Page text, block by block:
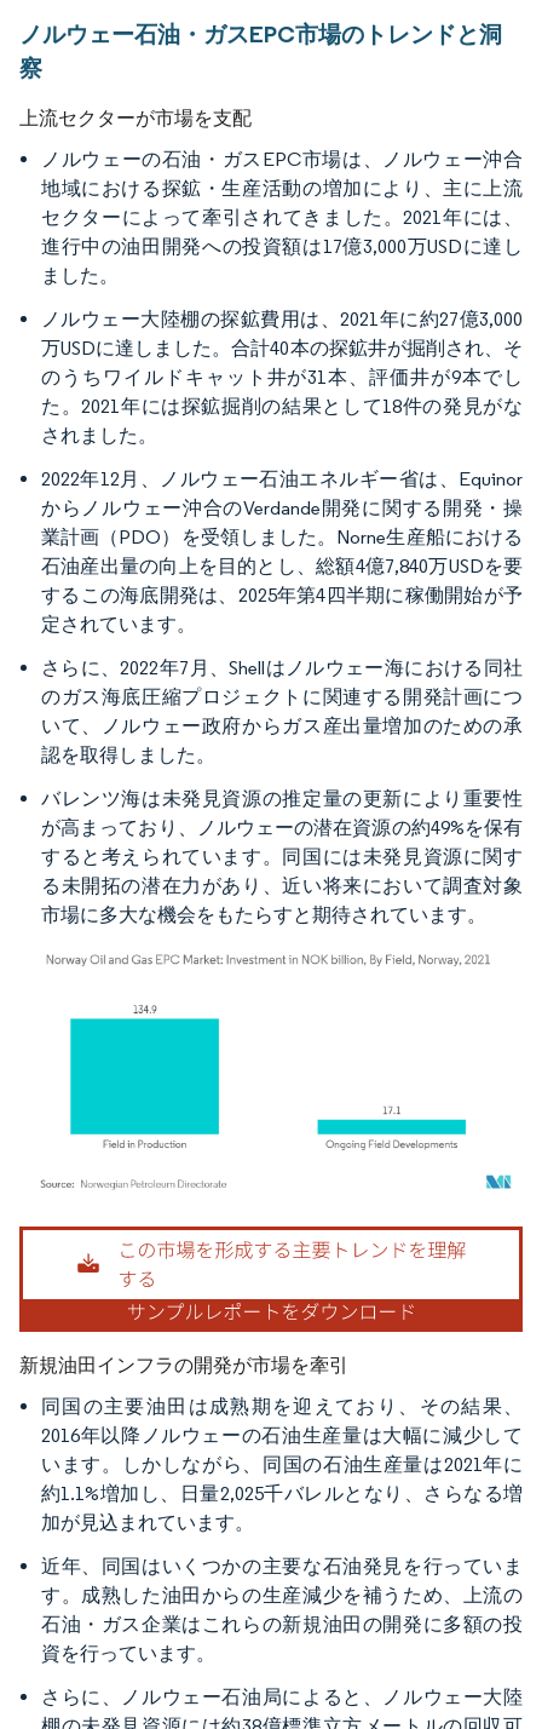
ノルウェー石油・ガスEPC市場のトレンドと洞
察
上流セクターが市場を支配
ノルウェーの石油・ガスEPC市場は、ノルウェー沖合
地域における探鉱・生産活動の増加により、主に上流
セクターによって牽引されてきました。2021年には、
進行中の油田開発への投資額は17億3,000万USDに達し
ました。
ノルウェー大陸棚の探鉱費用は、2021年に約27億3,000
万USDに達しました。合計40本の探鉱井が掘削され、そ
のうちワイルドキャット井が31本、評価井が9本でし
た。2021年には探鉱掘削の結果として18件の発見がな
されました。
2022年12月、ノルウェー石油エネルギー省は、Equinor
からノルウェー沖合のVerdande開発に関する開発・操
業計画（PDO）を受領しました。Norne生産船における
石油産出量の向上を目的とし、総額4億7,840万USDを要
するこの海底開発は、2025年第4四半期に稼働開始が予
定されています。
さらに、2022年7月、Shellはノルウェー海における同社
のガス海底圧縮プロジェクトに関連する開発計画につ
いて、ノルウェー政府からガス産出量増加のための承
認を取得しました。
バレンツ海は未発見資源の推定量の更新により重要性
が高まっており、ノルウェーの潜在資源の約49%を保有
すると考えられています。同国には未発見資源に関す
る未開拓の潜在力があり、近い将来において調査対象
市場に多大な機会をもたらすと期待されています。
画像 © Mordor Intelligence。再利用にはCC BY 4.0の表示が必要です。
新規油田インフラの開発が市場を牽引
同国の主要油田は成熟期を迎えており、その結果、
2016年以降ノルウェーの石油生産量は大幅に減少して
います。しかしながら、同国の石油生産量は2021年に
約1.1%増加し、日量2,025千バレルとなり、さらなる増
加が見込まれています。
近年、同国はいくつかの主要な石油発見を行っていま
す。成熟した油田からの生産減少を補うため、上流の
石油・ガス企業はこれらの新規油田の開発に多額の投
資を行っています。
さらに、ノルウェー石油局によると、ノルウェー大陸